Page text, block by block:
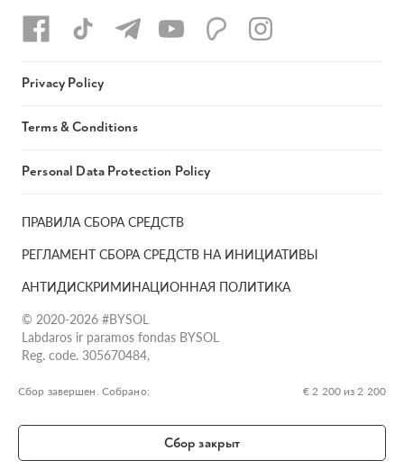
Сбор завершен. Собрано: € 2 200 из 2 200
Сбор закрыт
ПРАВИЛА СБОРА СРЕДСТВ
РЕГЛАМЕНТ СБОРА СРЕДСТВ НА ИНИЦИАТИВЫ
АНТИДИСКРИМИНАЦИОННАЯ ПОЛИТИКА
© 2020-2026 #BYSOL
Labdaros ir paramos fondas BYSOL
Reg. code. 305670484,
g.17-1, LT-13253
SWIFT kodas HABALT22
Privacy Policy
Terms & Conditions
Personal Data Protection Policy